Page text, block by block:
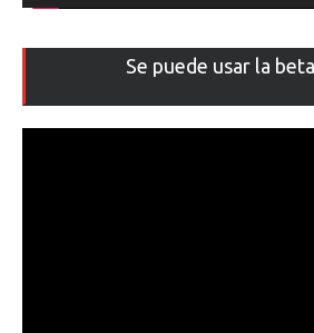
Se puede usar la